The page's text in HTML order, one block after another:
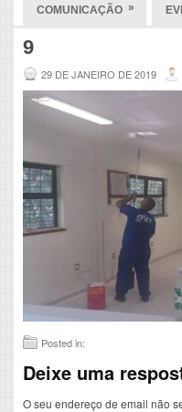
COMUNICAÇÃO »
9
29 DE JANEIRO DE 2019
Posted in:
Deixe uma
O seu endereço de email não